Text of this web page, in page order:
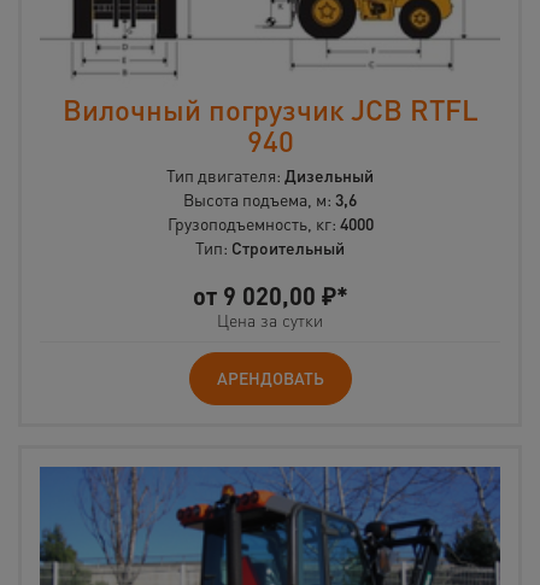
Вилочный погрузчик JCB RTFL
940
Тип двигателя: Дизельный
Высота подъема, м: 3,6
Грузоподъемность, кг: 4000
Тип: Строительный
от 9 020,00 ₽*
Цена за сутки
АРЕНДОВАТЬ